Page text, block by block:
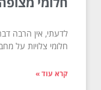
לדעתי, אין הרבה
חלומי צלויות על
קרא עוד »